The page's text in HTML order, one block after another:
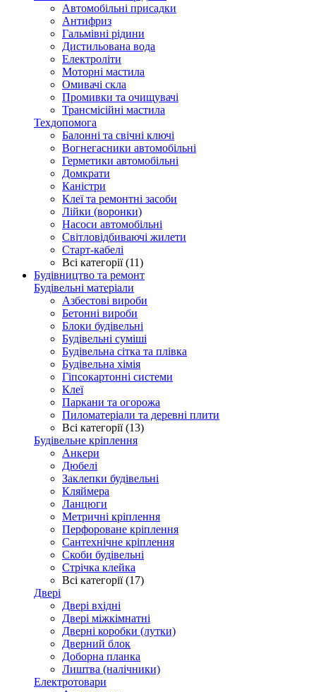
Автомобільні присадки
Антифриз
Гальмівні рідини
Дистильована вода
Електроліти
Моторні мастила
Омивачі скла
Промивки та очищувачі
Трансмісійні мастила
Техдопомога
Балонні та свічні ключі
Вогнегасники автомобільні
Герметики автомобільні
Домкрати
Каністри
Клеї та ремонтні засоби
Лійки (воронки)
Насоси автомобільні
Світловідбиваючі жилети
Старт-кабелі
Всі категорії (11)
Будівництво та ремонт
Будівельні матеріали
Азбестові вироби
Бетонні вироби
Блоки будівельні
Будівельні суміші
Будівельна сітка та плівка
Будівельна хімія
Гіпсокартонні системи
Клеї
Паркани та огорожа
Пиломатеріали та деревні плити
Всі категорії (13)
Будівельне кріплення
Анкери
Дюбелі
Заклепки будівельні
Кляймера
Ланцюги
Метричні кріплення
Перфороване кріплення
Сантехнічне кріплення
Скоби будівельні
Стрічка клейка
Всі категорії (17)
Двері
Двері вхідні
Двері міжкімнатні
Дверні коробки (лутки)
Дверний блок
Доборна планка
Лиштва (налічники)
Електротовари